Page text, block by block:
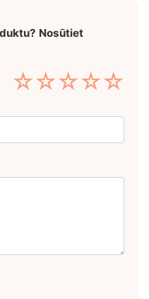
Nosūtiet
☆
☆
☆
☆
☆